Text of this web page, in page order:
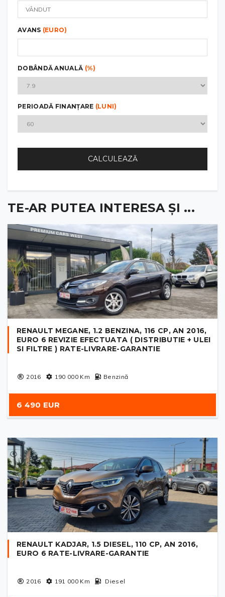
AVANS (EURO)
DOBÂNDĂ ANUALĂ (%)
PERIOADĂ FINANȚARE (LUNI)
CALCULEAZĂ
TE-AR PUTEA INTERESA ȘI ...
RENAULT MEGANE, 1.2 BENZINA, 116 CP, AN 2016,
EURO 6 REVIZIE EFECTUATA ( DISTRIBUTIE + ULEI
SI FILTRE ) RATE-LIVRARE-GARANTIE
2016 190 000Km Benzină
6 490 EUR
RENAULT KADJAR, 1.5 DIESEL, 110 CP, AN 2016,
EURO 6 RATE-LIVRARE-GARANTIE
2016 191 000Km Diesel